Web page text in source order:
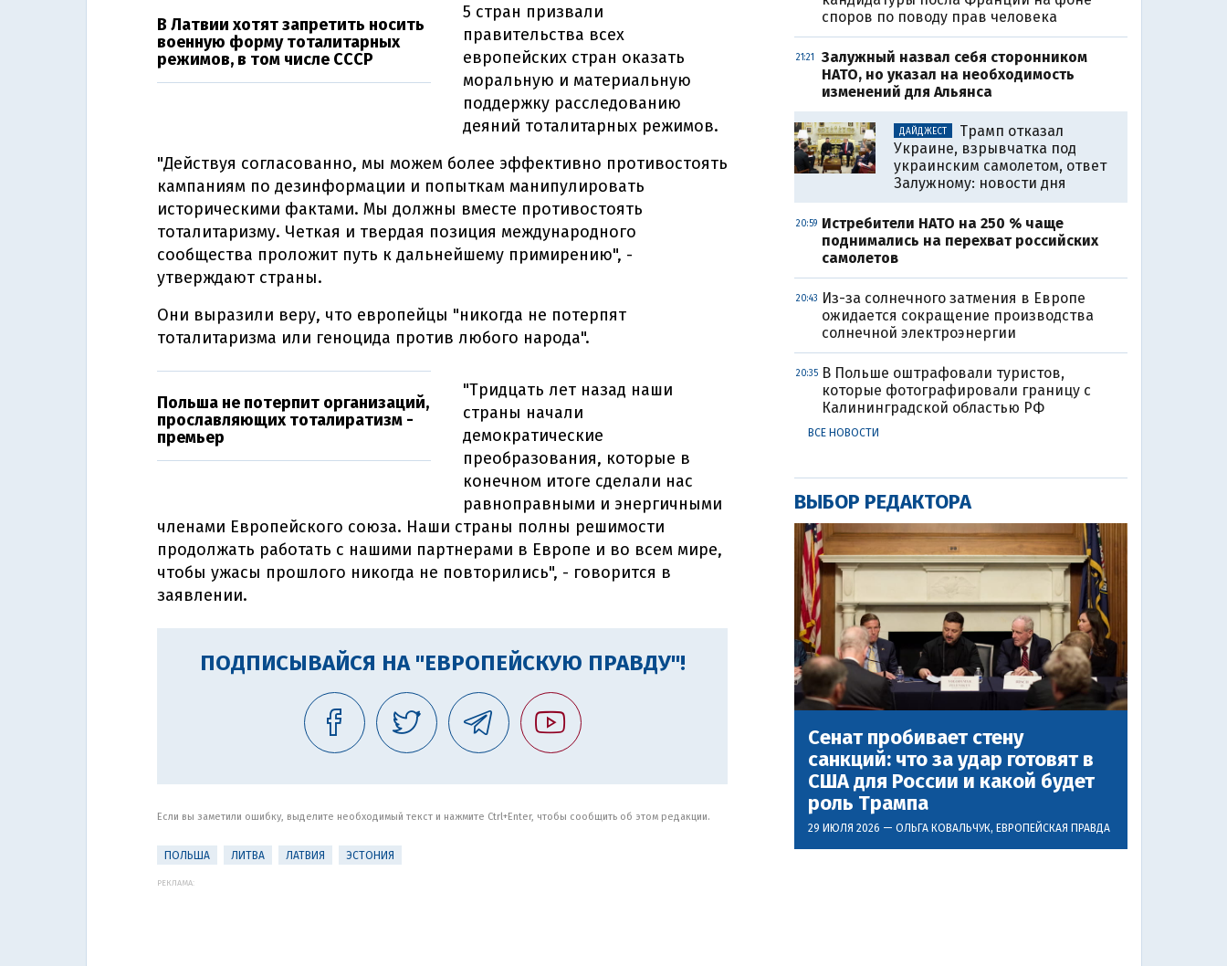
В Латвии хотят запретить носить
военную форму тоталитарных
режимов, в том числе СССР
5 стран призвали
правительства всех
европейских стран оказать
моральную и материальную
поддержку расследованию
деяний тоталитарных режимов.
"Действуя согласованно, мы можем более эффективно противостоять
кампаниям по дезинформации и попыткам манипулировать
историческими фактами. Мы должны вместе противостоять
тоталитаризму. Четкая и твердая позиция международного
сообщества проложит путь к дальнейшему примирению", -
утверждают страны.
Они выразили веру, что европейцы "никогда не потерпят
тоталитаризма или геноцида против любого народа".
Польша не потерпит организаций,
прославляющих тоталиратизм -
премьер
"Тридцать лет назад наши
страны начали
демократические
преобразования, которые в
конечном итоге сделали нас
равноправными и энергичными
членами Европейского союза. Наши страны полны решимости
продолжать работать с нашими партнерами в Европе и во всем мире,
чтобы ужасы прошлого никогда не повторились", - говорится в
заявлении.
ПОДПИСЫВАЙСЯ НА "ЕВРОПЕЙСКУЮ ПРАВДУ"!
Если вы заметили ошибку, выделите необходимый текст и нажмите Ctrl+Enter, чтобы сообщить об этом редакции.
ПОЛЬША ЛИТВА ЛАТВИЯ ЭСТОНИЯ
РЕКЛАМА:
споров по поводу прав человека
21:21
Залужный назвал себя сторонником
НАТО, но указал на необходимость
изменений для Альянса
ДАЙДЖЕСТ
Трамп отказал
Украине, взрывчатка под
украинским самолетом, ответ
Залужному: новости дня
20:59 Истребители НАТО на 250 % чаще
поднимались на перехват российских
самолетов
20:43 Из-за солнечного затмения в Европе
ожидается сокращение производства
солнечной электроэнергии
20:35 В Польше оштрафовали туристов,
которые фотографировали границу с
Калининградской областью РФ
ВСЕ НОВОСТИ
ВЫБОР РЕДАКТОРА
Сенат пробивает стену
санкций: что за удар готовят в
США для России и какой будет
роль Трампа
29 ИЮЛЯ 2026 — ОЛЬГА КОВАЛЬЧУК, ЕВРОПЕЙСКАЯ ПРАВДА